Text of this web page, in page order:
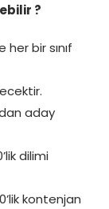
?
her bir sınıf
aday
dilimi
kontenjan